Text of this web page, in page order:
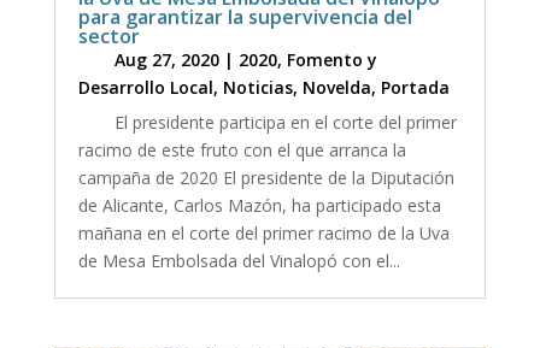
para garantizar la supervivencia del
sector
Aug 27, 2020| 2020, Fomento y
Desarrollo Local, Noticias, Novelda, Portada
El presidente participa en el corte del primer
racimo de este fruto con el que arranca la
campaña de 2020 El presidente de la Diputación
de Alicante, Carlos Mazón, ha participado esta
mañana en el corte del primer racimo de la Uva
de Mesa Embolsada del Vinalopó con el...